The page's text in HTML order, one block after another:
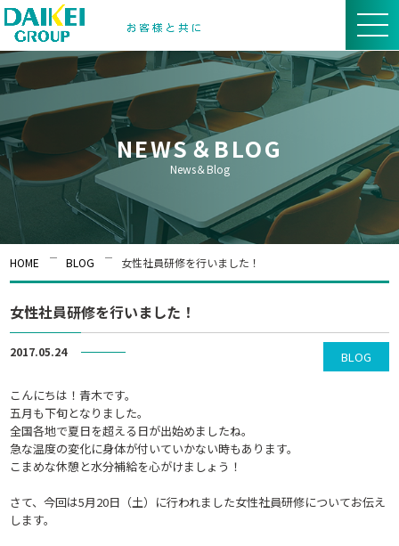
NEWS＆BLOG
News＆Blog
HOME BLOG 女性社員研修を行いました！
女性社員研修を行いました！
2017.05.24 BLOG
こんにちは！青木です。
五月も下旬となりました。
全国各地で夏日を超える日が出始めましたね。
急な温度の変化に身体が付いていかない時もあります。
こまめな休憩と水分補給を心がけましょう！
さて、今回は5月20日（土）に行われました女性社員研修についてお伝え
します。